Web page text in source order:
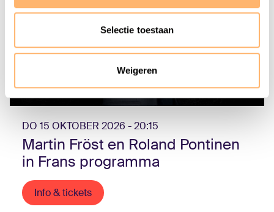
Selectie toestaan
Weigeren
DO 15 OKTOBER 2026 - 20:15
Martin Fröst en Roland Pontinen
in Frans programma
Info & tickets